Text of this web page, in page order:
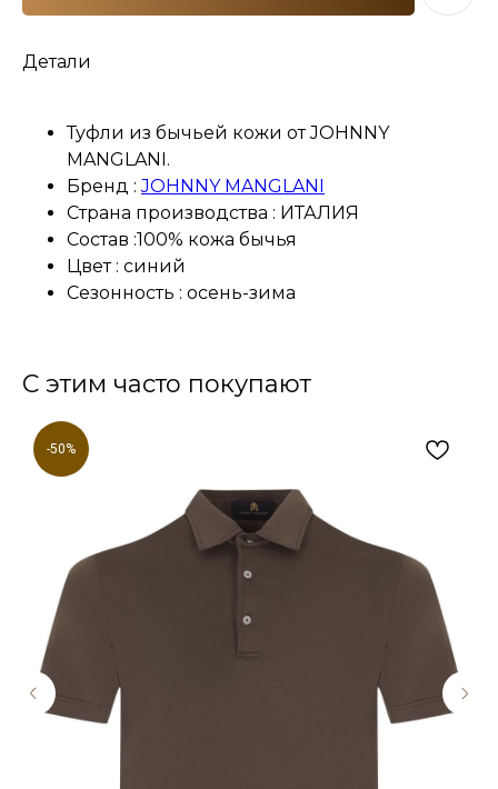
Детали
Туфли из бычьей кожи от JOHNNY
MANGLANI.
Бренд :JOHNNY MANGLANI
Страна производства : ИТАЛИЯ
Состав :100% кожа бычья
Цвет : синий
Сезонность : осень-зима
С этим часто покупают
-50%